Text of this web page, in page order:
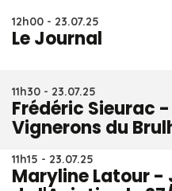
12h00 - 23.07.25
Le Journal
11h30 - 23.07.25
Frédéric Sieurac -
Vignerons du
11h15 - 23.07.25
Maryline Latour -